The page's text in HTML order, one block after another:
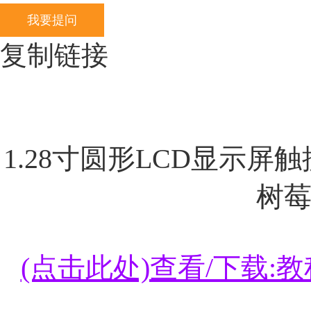
我要提问
复制链接
1.28寸圆形LCD显示屏触
树
(点击此处)查看/下载: